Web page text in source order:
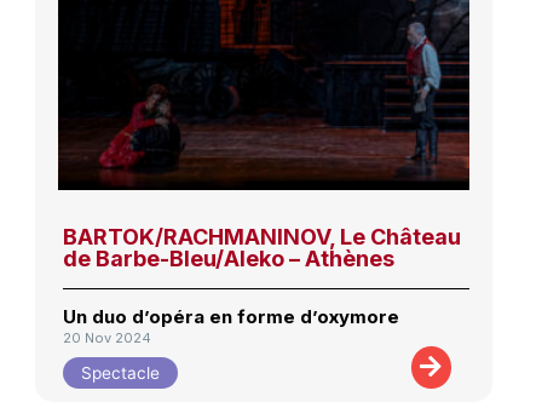
BARTOK/RACHMANINOV, Le Château
de Barbe-Bleu/Aleko – Athènes
Un duo d’opéra en forme d’oxymore
20 Nov 2024
Spectacle